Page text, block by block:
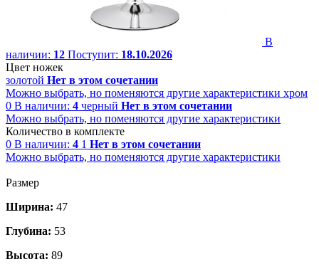
В
наличии: 12 Поступит: 18.10.2026
Цвет ножек
золотой Нет в этом сочетании
Можно выбрать, но поменяются другие характеристики хром
0 В наличии: 4 черный Нет в этом сочетании
Можно выбрать, но поменяются другие характеристики
Количество в комплекте
0 В наличии: 4 1 Нет в этом сочетании
Можно выбрать, но поменяются другие характеристики
Размер
Ширина: 47
Глубина: 53
Высота: 89